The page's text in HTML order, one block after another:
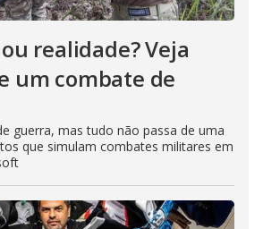
realidade? Veja
um combate de
guerra, mas tudo não passa de uma
que simulam combates militares em